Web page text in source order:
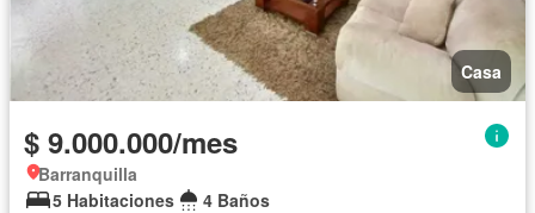
Casa
$ 9.000.000/mes
Barranquilla
5 Habitaciones
4 Baños